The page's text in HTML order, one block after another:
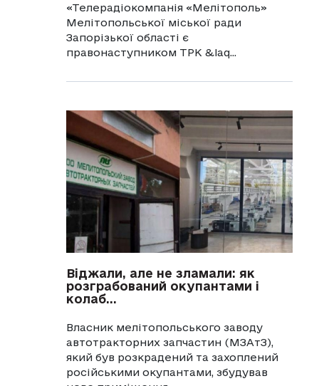
«Телерадіокомпанія «Мелітополь»
Мелітопольської міської ради
Запорізької області є
правонаступником ТРК &laq...
Віджали, але не зламали: як
розграбований окупантами і
колаб...
Власник мелітопольського заводу
автотракторних запчастин (МЗАтЗ),
який був розкрадений та захоплений
російськими окупантами, збудував